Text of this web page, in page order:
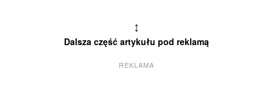
↕
Dalsza część artykułu pod reklamą
REKLAMA